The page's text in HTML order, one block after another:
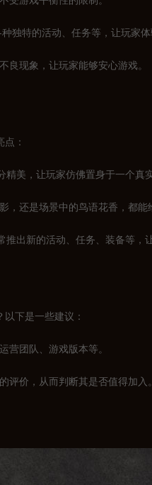
独特的活动、任务等，让玩家体
良现象，让玩家能够安心游戏。
：
美，让玩家仿佛置身于一个真
还是场景中的鸟语花香，都能
出新的活动、任务、装备等，
下是一些建议：
营团队、游戏版本等。
评价，从而判断其是否值得加入。
奇私服有望在以下几个方面取